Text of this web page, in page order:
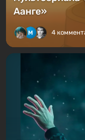
Аанге»
4